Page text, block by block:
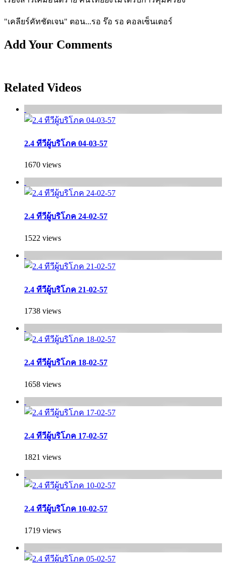
"เคลียร์คัทชัดเจน" ตอน...รอ ร๊อ รอ คอลเซ็นเตอร์
Add Your Comments
Related Videos
2.4 ทีวีผู้บริโภค 04-03-57
1670 views
2.4 ทีวีผู้บริโภค 24-02-57
1522 views
2.4 ทีวีผู้บริโภค 21-02-57
1738 views
2.4 ทีวีผู้บริโภค 18-02-57
1658 views
2.4 ทีวีผู้บริโภค 17-02-57
1821 views
2.4 ทีวีผู้บริโภค 10-02-57
1719 views